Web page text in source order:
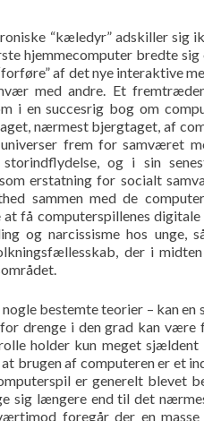
“kæledyr” adskiller
hjemmecomputer bredte
af det nye interaktive
med andre. Et
i en succesrig bog om
nærmest bjergtaget, af
frem for samværet
og i sin
erstatning for socialt
sammen med de
få computerspillenes
og narcissisme hos unge,
der i
bestemte teorier – kan
drenge i den grad kan være
holder kun meget
brugen af computeren er et
er generelt blevet
sig længere end til det
foregår der en